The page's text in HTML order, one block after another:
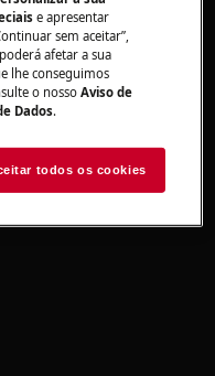
e apresentar
sem aceitar”,
afetar a sua
lhe conseguimos
o nossoAviso de
Dados.
todos os cookies